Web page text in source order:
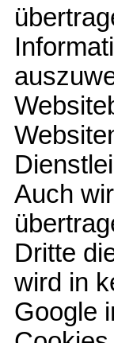
Auch
Dritte
wird in
Google